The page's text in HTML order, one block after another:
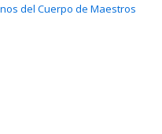
del Cuerpo de Maestros